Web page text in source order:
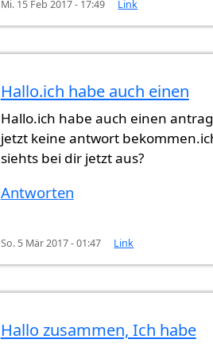
Mi. 15 Feb 2017 - 17:49 Link
Hallo.ich habe auch einen
Hallo.ich habe auch einen
jetzt keine antwort
siehts bei dir jetzt aus?
Antworten
So. 5 Mär 2017 - 01:47 Link
Hallo zusammen, Ich habe